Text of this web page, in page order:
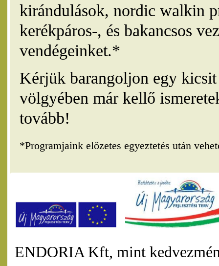
kirándulások, nordic walkin
kerékpáros-, és bakancsos
vendégeinket.*
Kérjük barangoljon egy
völgyében már kellő
tovább!
*Programjaink előzetes egyeztetés után
ENDORIA Kft, mint